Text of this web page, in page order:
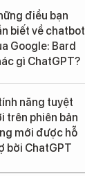
điều bạn
biết về chatbot
Google: Bard
gì ChatGPT?
năng tuyệt
trên phiên bản
mới được hỗ
bởi ChatGPT